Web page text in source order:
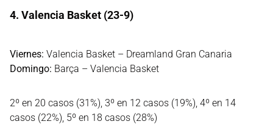
4. Valencia Basket (23-9)
Viernes: Valencia Basket – Dreamland Gran Canaria
Domingo: Barça – Valencia Basket
2º en 20 casos (31%), 3º en 12 casos (19%), 4º en 14
casos (22%), 5º en 18 casos (28%)